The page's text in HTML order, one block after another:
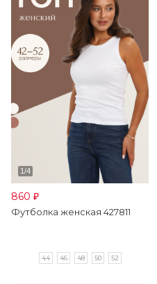
860 ₽
Футболка женская 427811
44 46 48 50 52